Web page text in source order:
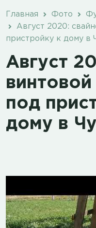
Главная Фото
Август 2020:
пристройку к дому в
Август
под
дому в